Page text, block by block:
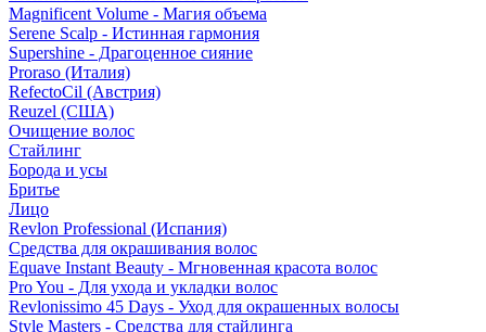
Magnificent Volume - Магия объема
Serene Scalp - Истинная гармония
Supershine - Драгоценное сияние
Proraso (Италия)
RefectoCil (Австрия)
Reuzel (США)
Очищение волос
Стайлинг
Борода и усы
Бритье
Лицо
Revlon Professional (Испания)
Средства для окрашивания волос
Equave Instant Beauty - Мгновенная красота волос
Pro You - Для ухода и укладки волос
Revlonissimo 45 Days - Уход для окрашенных волосы
Style Masters - Средства для стайлинга